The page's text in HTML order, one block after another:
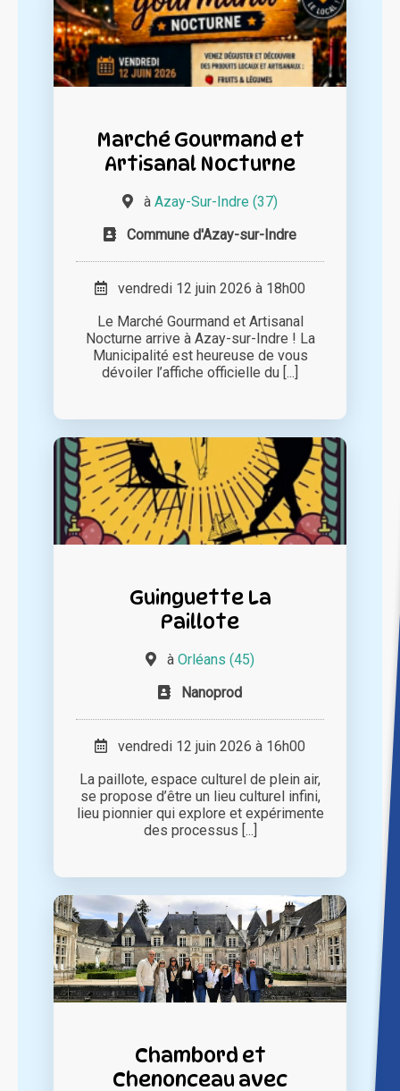
Marché Gourmand et
Artisanal Nocturne
à Azay-Sur-Indre (37)
Commune d'Azay-sur-Indre
vendredi 12 juin 2026 à 18h00
Le Marché Gourmand et Artisanal
Nocturne arrive à Azay-sur-Indre ! La
Municipalité est heureuse de vous
dévoiler l’affiche officielle du [...]
Guinguette La
Paillote
à Orléans (45)
Nanoprod
vendredi 12 juin 2026 à 16h00
La paillote, espace culturel de plein air,
se propose d’être un lieu culturel infini,
lieu pionnier qui explore et expérimente
des processus [...]
Chambord et
Chenonceau avec